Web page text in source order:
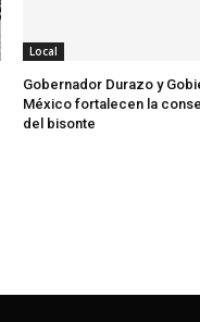
Local
Gobernador Durazo y
México fortalecen la
del bisonte